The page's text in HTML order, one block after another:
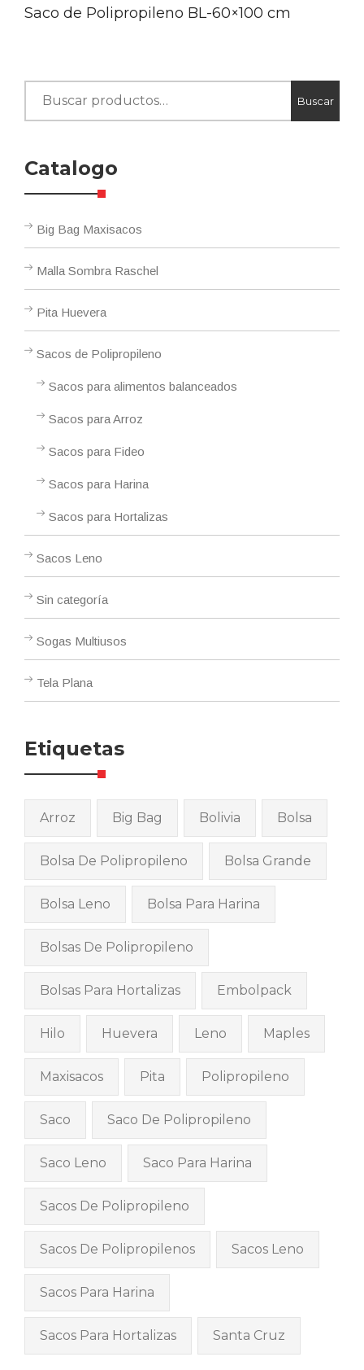
Saco de Polipropileno BL-60×100 cm
Buscar
Catalogo
Big Bag Maxisacos
Malla Sombra Raschel
Pita Huevera
Sacos de Polipropileno
Sacos para alimentos balanceados
Sacos para Arroz
Sacos para Fideo
Sacos para Harina
Sacos para Hortalizas
Sacos Leno
Sin categoría
Sogas Multiusos
Tela Plana
Etiquetas
Arroz Big Bag Bolivia Bolsa
Bolsa De Polipropileno Bolsa Grande
Bolsa Leno Bolsa Para Harina
Bolsas De Polipropileno
Bolsas Para Hortalizas Embolpack
Hilo Huevera Leno Maples
Maxisacos Pita Polipropileno
Saco Saco De Polipropileno
Saco Leno Saco Para Harina
Sacos De Polipropileno
Sacos De Polipropilenos Sacos Leno
Sacos Para Harina
Sacos Para Hortalizas Santa Cruz